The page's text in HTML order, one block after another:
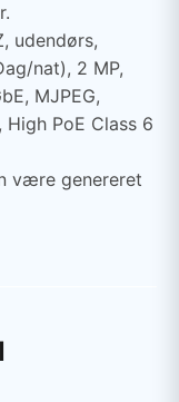
udendørs,
nat), 2 MP,
MJPEG,
High PoE Class 6
være genereret